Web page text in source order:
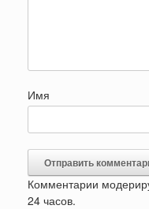
Имя
Комментарии
24 часов.